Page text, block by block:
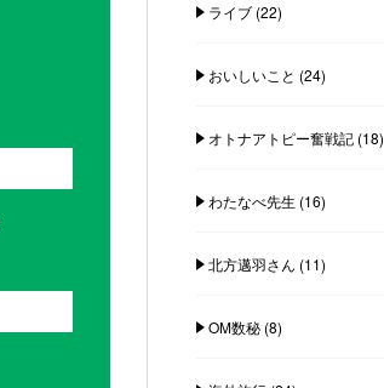
ライブ(22)
おいしいこと (24)
オトナアトピー奮戦記(18)
わたなべ先生 (16)
北方邁羽さん (11)
OM数秘(8)